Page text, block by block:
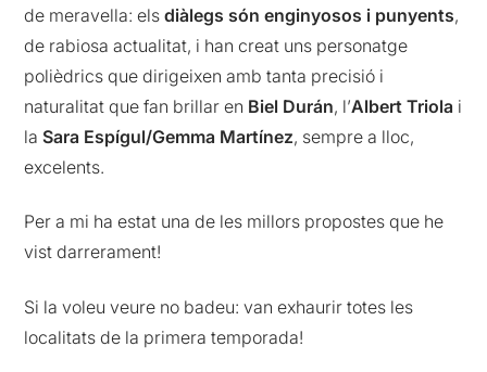
de meravella: elsdiàlegs són enginyosos i punyents,
de rabiosa actualitat, i han creat uns personatge
polièdrics que dirigeixen amb tanta precisió i
naturalitat que fan brillar en Biel Durán, l’Albert Triola i
laSara Espígul/Gemma Martínez, sempre a lloc,
excelents.
Per a mi ha estat una de les millors propostes que he
vist darrerament!
Si la voleu veure no badeu: van exhaurir totes les
localitats de la primera temporada!